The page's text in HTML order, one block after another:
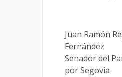
Juan Ramón
Fernández
Senador del
por Segovia